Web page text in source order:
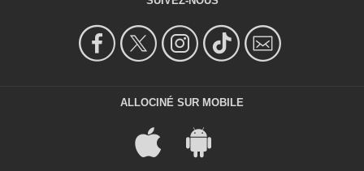
ALLOCINÉ SUR MOBILE